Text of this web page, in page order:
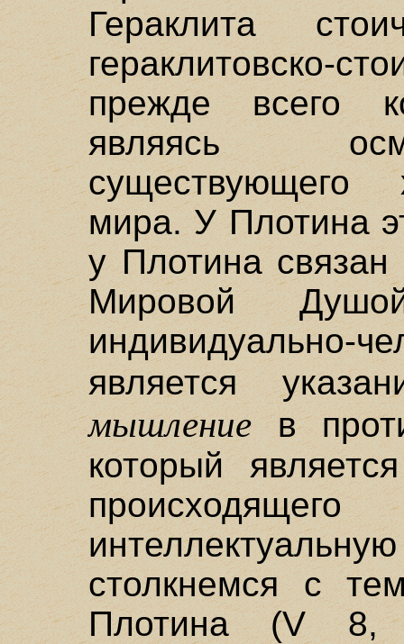
Гераклита
гераклитовско-
прежде всего
являясь
существующего
мира. У Плотина
у Плотина
Мировой
индивидуально-
является
мышлениев
который
столкнемся с
Плотина (V